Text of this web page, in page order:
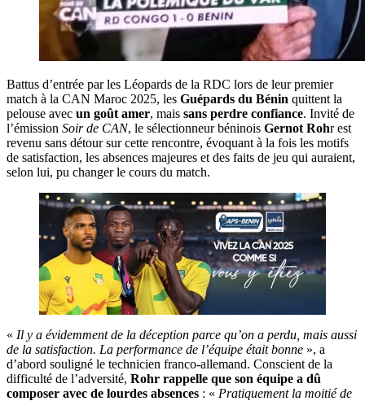
Battus d’entrée par les Léopards de la RDC lors de leur premier
match à la CAN Maroc 2025, les Guépards du Bénin quittent la
pelouse avec un goût amer, mais sans perdre confiance. Invité de
l’émission Soir de CAN, le sélectionneur béninois Gernot Rohr est
revenu sans détour sur cette rencontre, évoquant à la fois les motifs
de satisfaction, les absences majeures et des faits de jeu qui auraient,
selon lui, pu changer le cours du match.
« Il y a évidemment de la déception parce qu’on a perdu, mais aussi
de la satisfaction. La performance de l’équipe était bonne », a
d’abord souligné le technicien franco-allemand. Conscient de la
difficulté de l’adversité, Rohr rappelle que son équipe a dû
composer avec de lourdes absences : « Pratiquement la moitié de